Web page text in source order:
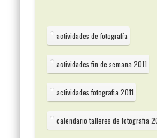
actividades de fotografía
actividades fin de semana 2011
actividades fotografia 2011
calendario talleres de fotografia